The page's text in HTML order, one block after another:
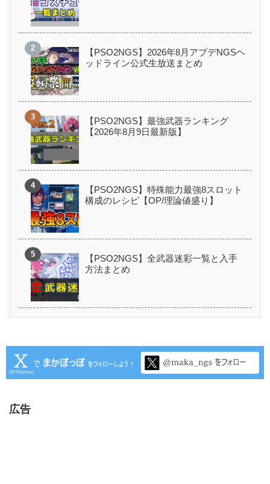
【PSO2NGS】2026年8月アプデNGSヘ
ッドライン公式生放送まとめ
【PSO2NGS】最強武器ランキング
【2026年8月9日最新版】
【PSO2NGS】特殊能力最強8スロット
構成のレシピ【OP/理論値盛り】
【PSO2NGS】全武器迷彩一覧と入手
方法まとめ
広告